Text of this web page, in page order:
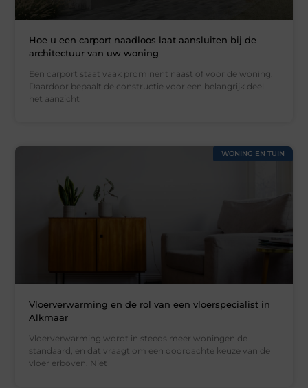
Hoe u een carport naadloos laat aansluiten bij de
architectuur van uw woning
Een carport staat vaak prominent naast of voor de woning.
Daardoor bepaalt de constructie voor een belangrijk deel
het aanzicht
WONING EN TUIN
Vloerverwarming en de rol van een vloerspecialist in
Alkmaar
Vloerverwarming wordt in steeds meer woningen de
standaard, en dat vraagt om een doordachte keuze van de
vloer erboven. Niet